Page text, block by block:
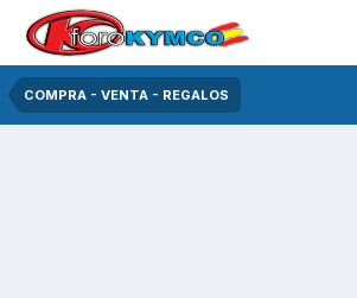
COMPRA - VENTA - REGALOS